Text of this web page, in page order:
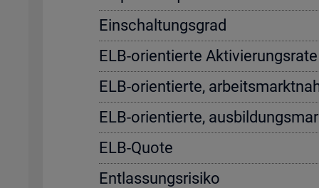
Ein­schal­tungs­grad
ELB-ori­en­tier­te
ELB-ori­en­tier­te,
ELB-ori­en­tier­te,
ELB-Quote
Ent­las­sungs­ri­si­ko